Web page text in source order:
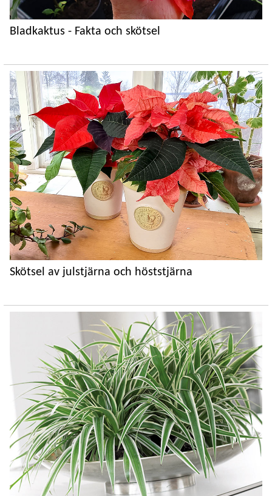
Bladkaktus - Fakta och skötsel
Skötsel av julstjärna och höststjärna